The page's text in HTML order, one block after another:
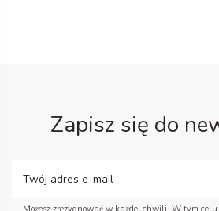
Zapisz się do